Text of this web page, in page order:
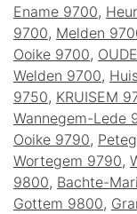
Ename 9700,
9700, Melden
Ooike 9700,
Welden 9700,
9750, KRUISEM
Wannegem-Lede
Ooike 9790,
Wortegem 9790,
9800, Bachte-
Gottem 9800,